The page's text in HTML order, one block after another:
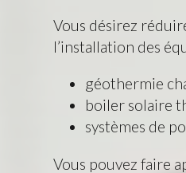
Vous désirez
l’installation des
géothermie
boiler solaire
systèmes de
Vous pouvez faire